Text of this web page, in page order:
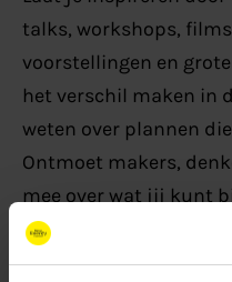
talks, workshops,
voorstellingen en
het verschil maken in
weten over plannen
Ontmoet makers,
mee over wat jij kunt
groene en
toekomst van